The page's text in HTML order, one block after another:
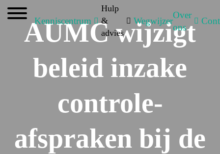
Kenniscentrum
Hulp
&
advies
Wegwijzer
Over
ons
AUMC wijzigt
beleid inzake
controle-
afspraken bij de